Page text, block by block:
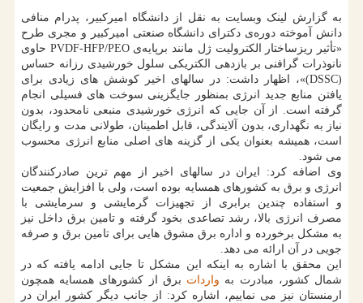
به گزارش لینک وبسایت به نقل از دانشگاه امیرکبیر، پدرام منافی
دانش آموخته دوره‌ی دکترای دانشگاه صنعتی امیرکبیر و مجری طرح
«تأثیر ریزساختار الکترولیت ژل مانند برپایه‌ی PVDF-HFP/PEO حاوی
نانوذرات گرافنی بر بازدهی الکتریکی سلول خورشیدی رزانه حساس
(DSSC)»، اظهار داشت: در سالهای اخیر کوشش های زیادی برای
یافتن منابع جدید انرژی بمنظور جایگزینی سوخت های فسیلی انجام
گرفته است. از آن جایی که انرژی خورشیدی منبعی نامحدود، بدون
نیاز به نگهداری، بدون آلایندگی، قابل اطمینان، طولانی مدت و رایگان
است، همیشه بعنوان یکی از گزینه های اصلی منابع انرژی محسوب
می شود.
وی اضافه کرد: ایران در سالهای اخیر از مهم ترین صادرکنندگان
انرژی و برق به کشورهای همسایه بوده است، ولی با افزایش جمعیت
و استفاده چندین برابری از تجهیزات گرمایشی و سرمایشی با
مصرف انرژی بالا، رشد تصاعدی بخود گرفته و تامین برق داخل نیز
به مشکل برخورده و اداره برق مشوق هایی برای تامین برق و صرفه
جویی در آن ارائه می دهد.
این محقق با اشاره به اینکه این مشکل تا جایی ادامه یافته که در
شمال کشور، مبادرت به واردات برق از کشورهای همسایه همچون
ارمنستان نیز می نماییم، اشاره کرد: از جانب دیگر کشور ایران در